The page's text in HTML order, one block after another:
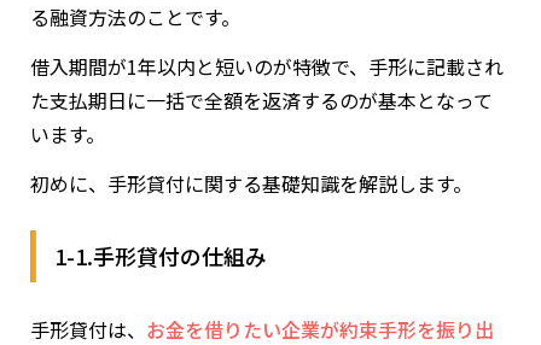
る融資方法のことです。
借入期間が1年以内と短いのが特徴で、手形に記載され
た支払期日に一括で全額を返済するのが基本となって
います。
初めに、手形貸付に関する基礎知識を解説します。
1-1.手形貸付の仕組み
手形貸付は、 お金を借りたい企業が約束手形を振り出